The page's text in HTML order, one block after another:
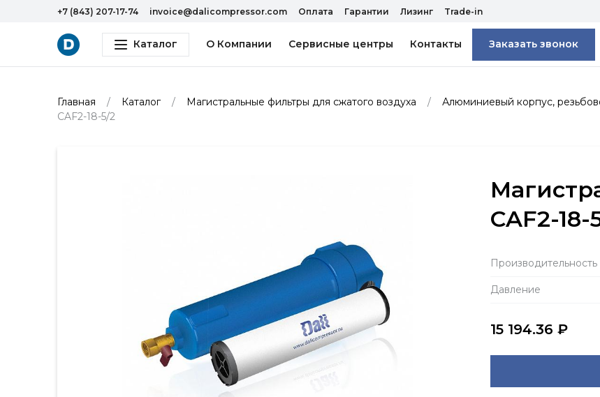
+7 (843) 207-17-74 invoice@dalicompressor.com Оплата Гарантии Лизинг Trade-in
Каталог О Компании Сервисные центры Контакты Заказать звонок
Главная Каталог Магистральные фильтры для сжатого воздуха Алюминиевый корпус,
CAF2-18-5/2
CAF2-18-
Производитель­ность
Давление
15 194.36 ₽